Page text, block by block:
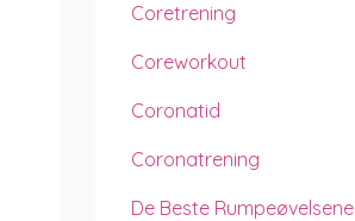
Coretrening
Coreworkout
Coronatid
Coronatrening
De Beste Rumpeøvelsene